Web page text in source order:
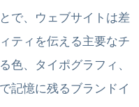
で、ウェブサイトは差
ティを伝える主要なチ
色、タイポグラフィ、
記憶に残るブランドイ